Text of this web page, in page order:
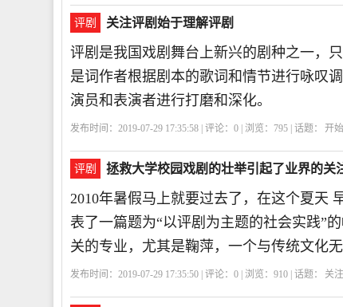
评剧 关注评剧始于理解评剧
评剧是我国戏剧舞台上新兴的剧种之一，
是词作者根据剧本的歌词和情节进行咏叹
演员和表演者进行打磨和深化。
发布时间：2019-07-29 17:35:58 | 评论： 0 | 浏览： 795 | 话题： 开始
评剧 拯救大学校园戏剧的壮举引起了业界的关
2010年暑假马上就要过去了，在这个夏天
表了一篇题为“以评剧为主题的社会实践”
关的专业，尤其是鞠萍，一个与传统文化无
发布时间：2019-07-29 17:35:50 | 评论： 0 | 浏览： 910 | 话题： 关注